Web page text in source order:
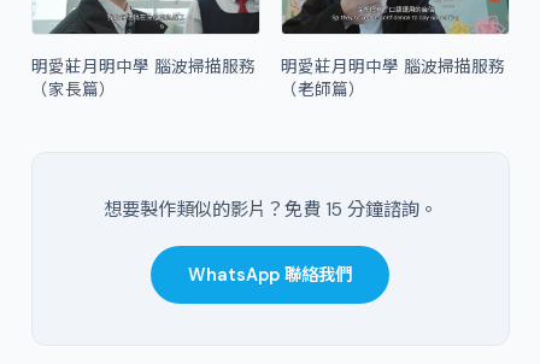
明愛莊月明中學 腦波掃描服務
（家長篇）
明愛莊月明中學 腦波掃描服務
（老師篇）
想要製作類似的影片？免費 15 分鐘諮詢。
WhatsApp 聯絡我們